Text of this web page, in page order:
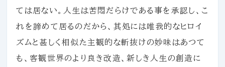
ては居ない。人生は苦悶だらけである事を承認し、こ
れを諦めて居るのだから、其処には唯我的なヒロイ
ズムと甚しく相似た主観的な斬抜けの妙味はあつて
も、客観世界のより良き改造、新しき人生の創造に